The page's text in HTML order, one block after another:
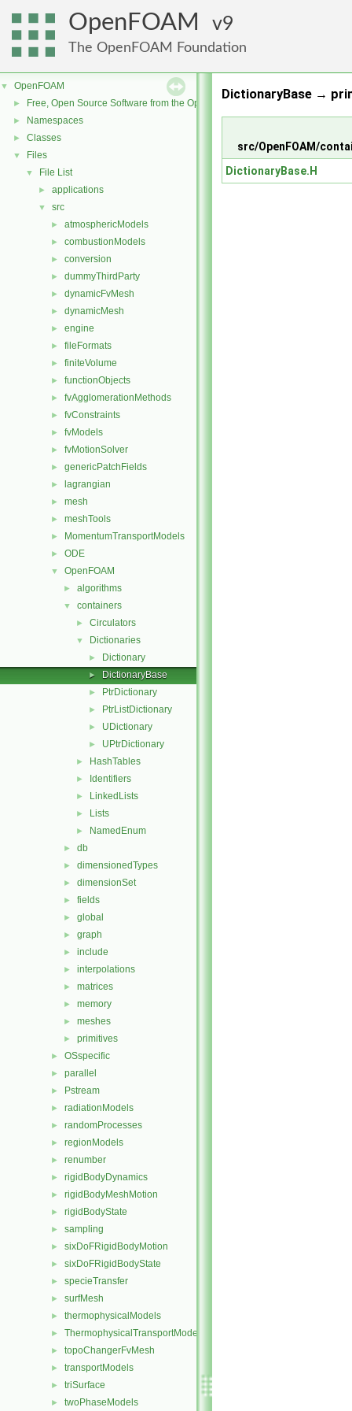
OpenFOAM 9
The OpenFOAM Foundation
▼ OpenFOAM
► Free, Open Source Software from the OpenFOAM Foundation
► Namespaces
► Classes
▼ Files
▼ File List
► applications
▼ src
► atmosphericModels
► combustionModels
► conversion
► dummyThirdParty
► dynamicFvMesh
► dynamicMesh
► engine
► fileFormats
► finiteVolume
► functionObjects
► fvAgglomerationMethods
► fvConstraints
► fvModels
► fvMotionSolver
► genericPatchFields
► lagrangian
► mesh
► meshTools
► MomentumTransportModels
► ODE
▼ OpenFOAM
► algorithms
▼ containers
► Circulators
▼ Dictionaries
► Dictionary
► DictionaryBase
► PtrDictionary
► PtrListDictionary
► UDictionary
► UPtrDictionary
► HashTables
► Identifiers
► LinkedLists
► Lists
► NamedEnum
► db
► dimensionedTypes
► dimensionSet
► fields
► global
► graph
► include
► interpolations
► matrices
► memory
► meshes
► primitives
► OSspecific
► parallel
► Pstream
► radiationModels
► randomProcesses
► regionModels
► renumber
► rigidBodyDynamics
► rigidBodyMeshMotion
► rigidBodyState
► sampling
► sixDoFRigidBodyMotion
► sixDoFRigidBodyState
► specieTransfer
► surfMesh
► thermophysicalModels
► ThermophysicalTransportModels
► topoChangerFvMesh
► transportModels
► triSurface
► twoPhaseModels
DictionaryBase →
src/OpenFOAM/
DictionaryBase.H